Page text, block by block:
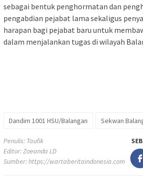
sebagai bentuk penghormatan dan
pengabdian pejabat lama sekaligus
harapan bagi pejabat baru untuk
dalam menjalankan tugas di wilayah
Dandim 1001 HSU/Balangan Sekwan
Penulis: Taufik
Editor: Zoeanda LD
Sumber:https://wartaberitaindonesia.com